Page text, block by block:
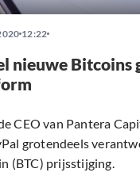
12:22
nieuwe Bitcoins
CEO van Pantera
grotendeels
(BTC) prijsstijging.